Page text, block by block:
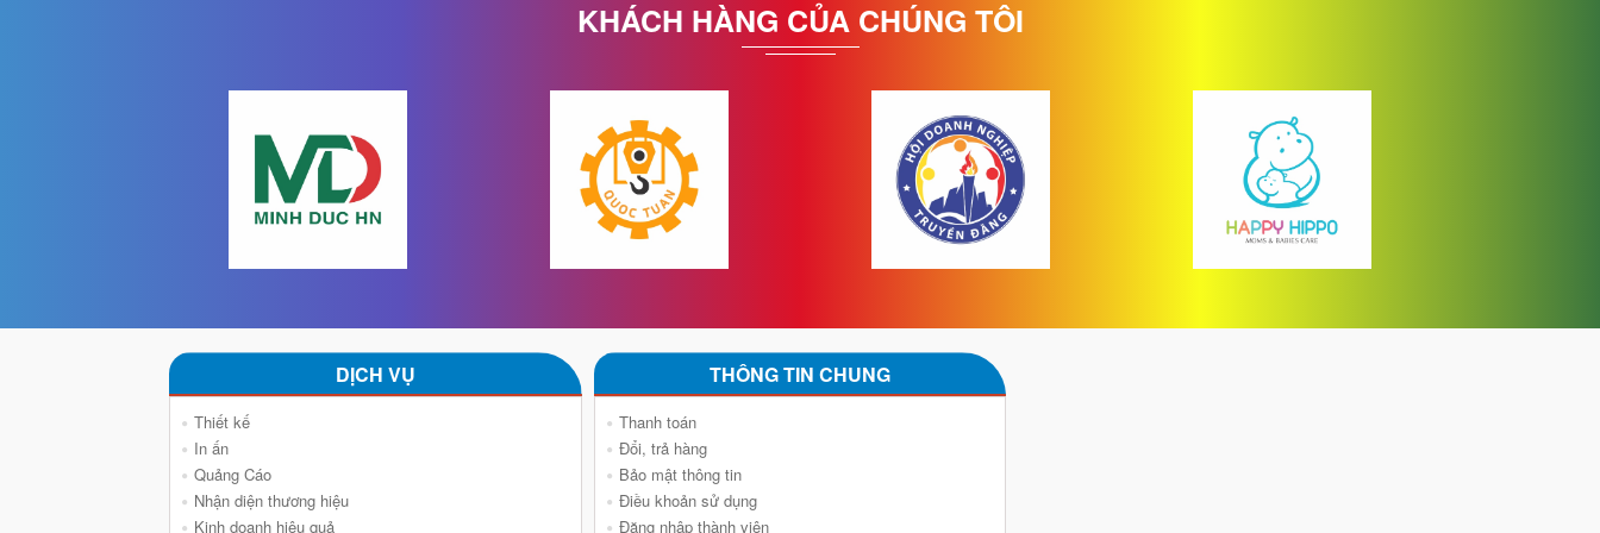
KHÁCH HÀNG CỦA CHÚNG TÔI
DỊCH VỤ
Thiết kế
In ấn
Quảng Cáo
Nhận diện thương hiệu
Kinh doanh hiệu quả
THÔNG TIN CHUNG
Thanh toán
Đổi, trả hàng
Bảo mật thông tin
Điều khoản sử dụng
Đăng nhập thành viên